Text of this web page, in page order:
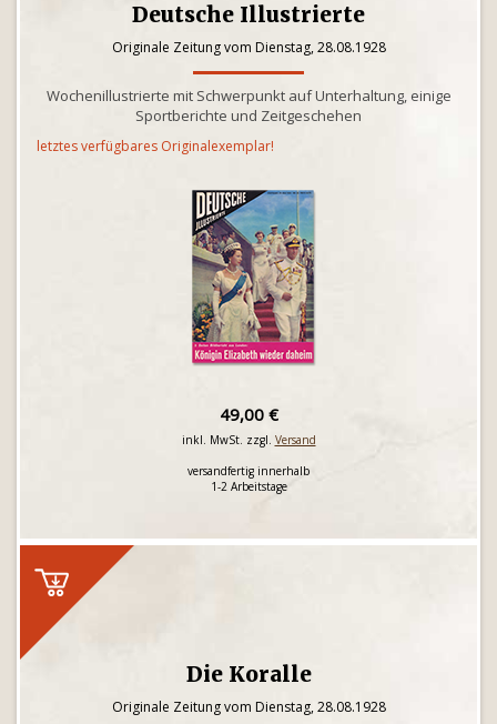
Deutsche Illustrierte
Originale Zeitung vom Dienstag, 28.08.1928
Wochenillustrierte mit Schwerpunkt auf Unterhaltung, einige
Sportberichte und Zeitgeschehen
letztes verfügbares Originalexemplar!
49,00 €
inkl. MwSt. zzgl. Versand
versandfertig innerhalb
1-2 Arbeitstage
Die Koralle
Originale Zeitung vom Dienstag, 28.08.1928